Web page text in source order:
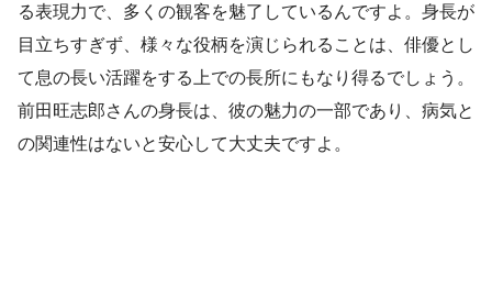
る表現力で、多くの観客を魅了しているんですよ。身長が
目立ちすぎず、様々な役柄を演じられることは、俳優とし
て息の長い活躍をする上での長所にもなり得るでしょう。
前田旺志郎さんの身長は、彼の魅力の一部であり、病気と
の関連性はないと安心して大丈夫ですよ。